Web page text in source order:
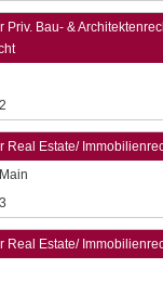
Priv. Bau- &
Real Estate/
Real Estate/